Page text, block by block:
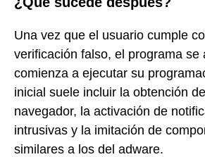
Una vez que el usuario cumple
verificación falso, el programa se
comienza a ejecutar su
inicial suele incluir la obtención
navegador, la activación de
intrusivas y la imitación de
similares a los del adware.